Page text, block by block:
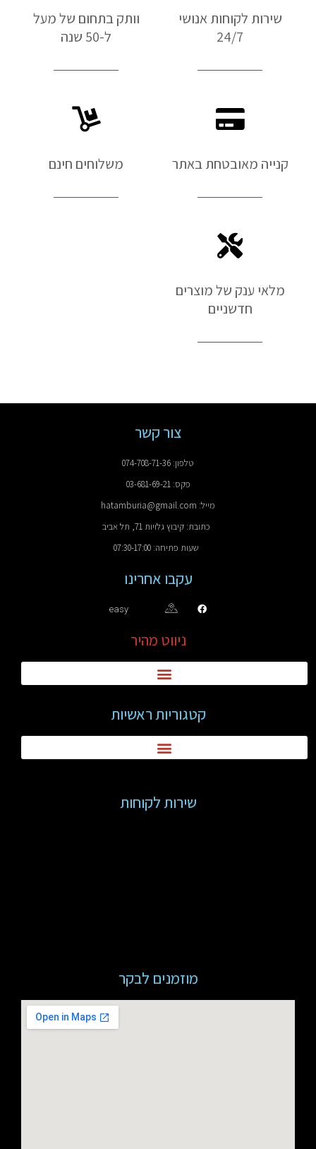
שירות לקוחות אנושי
24/7
וותק בתחום של מעל
ל-50 שנה
קנייה מאובטחת באתר משלוחים חינם
מלאי ענק של מוצרים
חדשניים
צור קשר
טלפון: 074-708-71-36
פקס: 03-681-69-21
מייל: hatamburia@gmail.com
כתובת: קיבוץ גלויות 71, תל אביב
שעות פתיחה: 07:30-17:00
עקבו אחרינו
easy
ניווט מהיר
קטגוריות ראשיות
שירות לקוחות
מוזמנים לבקר